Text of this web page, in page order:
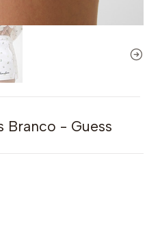
Branco - Guess